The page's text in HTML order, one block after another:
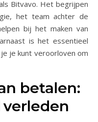
Bitvavo. Het begrijpen
het team achter de
bij het maken van
is het essentieel
je kunt veroorloven om
betalen: